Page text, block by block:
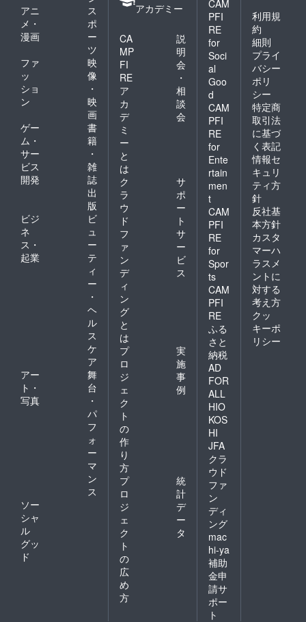
アニ
メ・
漫画
ス
ポ
ー
ツ
ファ
ッ
ショ
ン
映
像
・
映
画
ゲー
ム・
サー
ビス
開発
書
籍
・
雑
誌
出
版
ビジ
ネ
ス・
起業
ビ
ュ
ー
テ
ィ
ー
・
ヘ
ル
ス
ケ
ア
アー
ト・
写真
舞
台
・
パ
フ
ォ
ー
マ
ン
ス
ソー
シャ
ル
グッ
ド
アカデミー
CA
MP
FI
RE
ア
カ
デ
ミ
ー
と
は
説
明
会
・
相
談
会
ク
ラ
ウ
ド
フ
ァ
ン
デ
ィ
ン
グ
と
は
サ
ポ
ー
ト
サ
ー
ビ
ス
プ
ロ
ジ
ェ
ク
ト
の
作
り
方
実
施
事
例
プ
ロ
ジ
ェ
ク
ト
の
広
め
方
統
計
デ
ー
タ
CAM
PFI
RE
for
Soci
al
Goo
d
CAM
PFI
RE
for
Ente
rtain
men
t
CAM
PFI
RE
for
Spor
ts
CAM
PFI
RE
ふる
さと
納税
AD
FOR
ALL
HIO
KOS
HI
JFA
クラ
ウド
ファ
ン
ディ
ング
mac
hi-ya
補助
金申
請サ
ポー
ト
利用規
約
細則
プライ
バシー
ポリ
シー
特定商
取引法
に基づ
く表記
情報セ
キュリ
ティ方
針
反社基
本方針
カスタ
マーハ
ラスメ
ントに
対する
考え方
クッ
キーポ
リシー